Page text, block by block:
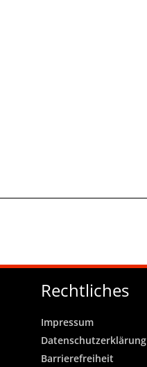
Rechtliches
Impressum
Datenschutzerklärung
Barrierefreiheit